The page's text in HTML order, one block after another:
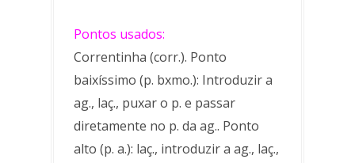
Pontos usados:
Correntinha (corr.). Ponto
baixíssimo (p. bxmo.): Introduzir a
ag., laç., puxar o p. e passar
diretamente no p. da ag.. Ponto
alto (p. a.): laç., introduzir a ag., laç.,